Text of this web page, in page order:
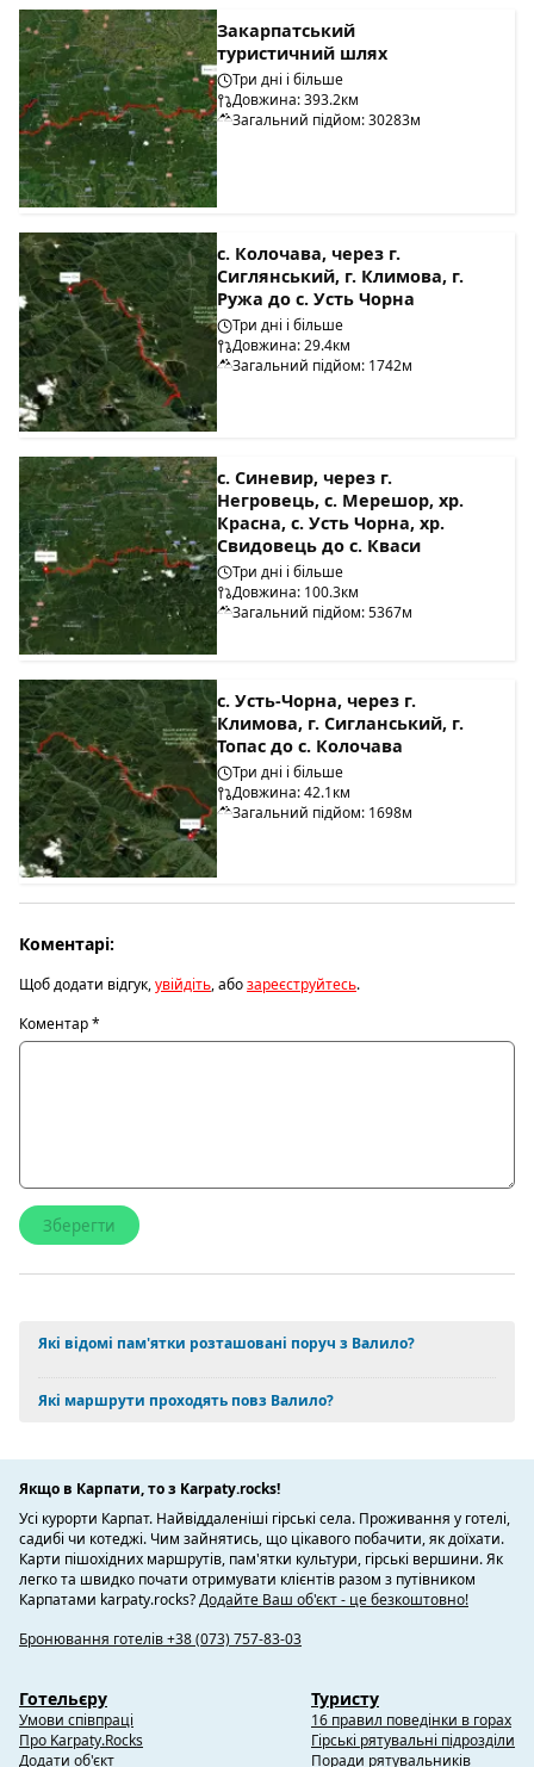
Закарпатський
туристичний шлях
Три дні і більше
Довжина: 393.2км
Загальний підйом: 30283м
с. Колочава, через г.
Сиглянський, г. Климова, г.
Ружа до с. Усть Чорна
Три дні і більше
Довжина: 29.4км
Загальний підйом: 1742м
с. Синевир, через г.
Негровець, с. Мерешор, хр.
Красна, с. Усть Чорна, хр.
Свидовець до с. Кваси
Три дні і більше
Довжина: 100.3км
Загальний підйом: 5367м
с. Усть-Чорна, через г.
Климова, г. Сигланський, г.
Топас до с. Колочава
Три дні і більше
Довжина: 42.1км
Загальний підйом: 1698м
Коментарі:
Щоб додати відгук,увійдіть, абозареєструйтесь.
Коментар*
Які відомі пам'ятки розташовані поруч з Валило?
Які маршрути проходять повз Валило?
Якщо в Карпати, то з Karpaty.rocks!
Усі курорти Карпат. Найвіддаленіші гірські села. Проживання у готелі,
садибі чи котеджі. Чим зайнятись, що цікавого побачити, як доїхати.
Карти пішохідних маршрутів, пам'ятки культури, гірські вершини. Як
легко та швидко почати отримувати клієнтів разом з путівником
Карпатами karpaty.rocks?Додайте Ваш об'єкт - це безкоштовно!
Бронювання готелів +38 (073) 757-83-03
Готельєру
Умови співпраці
Про Karpaty.Rocks
Додати об'єкт
Туристу
16 правил поведінки в горах
Гірські рятувальні підрозділи
Поради рятувальників